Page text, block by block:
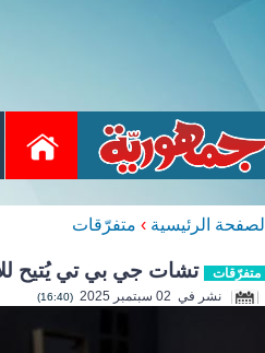
الصفحة الرئيسية › متفرّقات
متفرّقات تشات جي بي تي يُتيح
نشر في 02 سبتمبر 2025 (16:40)